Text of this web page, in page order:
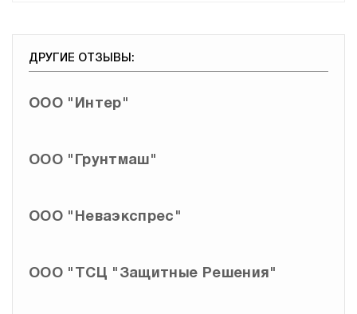
ДРУГИЕ ОТЗЫВЫ:
ООО "Интер"
ООО "Грунтмаш"
ООО "Неваэкспрес"
ООО "ТСЦ "Защитные Решения"